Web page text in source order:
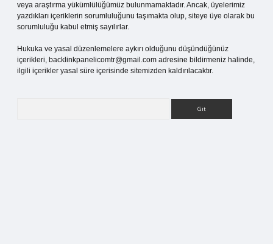
veya araştırma yükümlülüğümüz bulunmamaktadır. Ancak, üyelerimiz
yazdıkları içeriklerin sorumluluğunu taşımakta olup, siteye üye olarak bu
sorumluluğu kabul etmiş sayılırlar.
Hukuka ve yasal düzenlemelere aykırı olduğunu düşündüğünüz
içerikleri, backlinkpanelicomtr@gmail.com adresine bildirmeniz halinde,
ilgili içerikler yasal süre içerisinde sitemizden kaldırılacaktır.